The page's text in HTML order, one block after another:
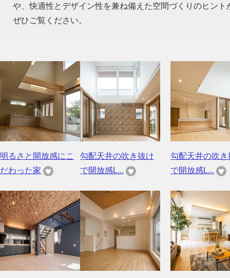
や、快適性とデザイン性を兼ね備えた空間づくりのヒン
ぜひご覧ください。
明るさと開放感にこ
だわった家
勾配天井の吹き抜け
で開放感L...
勾配天井の吹き
で開放感L...